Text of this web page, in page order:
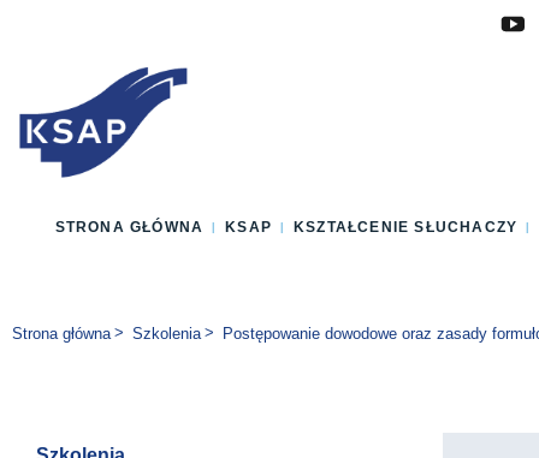
STRONA GŁÓWNA KSAP KSZTAŁCENIE SŁUCHACZY
Jesteś tutaj:
Strona główna Szkolenia Postępowanie dowodowe oraz zasady